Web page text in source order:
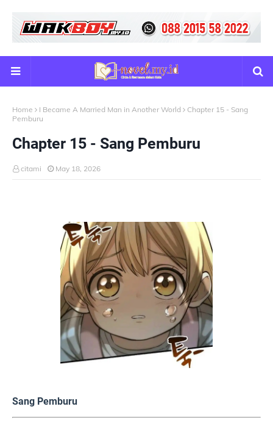
Home I Became A Married Man in Another World
Chapter 15 - Sang
Pemburu
Chapter 15 - Sang Pemburu
citami May 18, 2026
Sang Pemburu